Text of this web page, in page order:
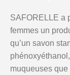
SAFORELLE a
femmes un
qu’un savon
muqueuses